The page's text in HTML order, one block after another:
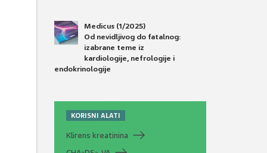
Medicus (1/2025)
Od nevidljivog do fatalnog:
izabrane teme iz
kardiologije, nefrologije i
endokrinologije
KORISNI ALATI
Klirens kreatinina